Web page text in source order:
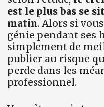
est le plus bas se
matin. Alors si
génie pendant ses
simplement de
publier au risque
perde dans les
professionnel.